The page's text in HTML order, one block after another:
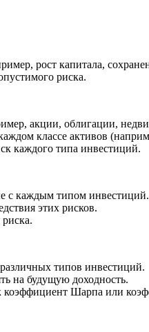
рост капитала,
риска.
акции, облигации,
классе активов
каждого типа инвестиций.
с каждым типом инвестиций.
этих рисков.
типов инвестиций.
на будущую доходность.
Шарпа или